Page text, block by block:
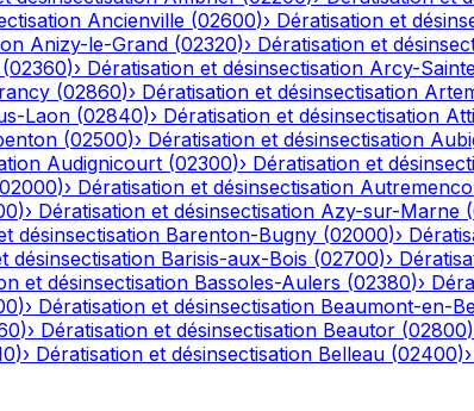
Ancienville (02600)› Dératisation et
Anizy-le-Grand (02320)› Dératisation et
(02360)› Dératisation et désinsectisation Arcy-
(02860)› Dératisation et désinsectisation
Laon (02840)› Dératisation et désinsectisation
(02500)› Dératisation et désinsectisation
Audignicourt (02300)› Dératisation et
02000)› Dératisation et désinsectisation
)› Dératisation et désinsectisation Azy-sur-Marne (
désinsectisation Barenton-Bugny (02000)›
désinsectisation Barisis-aux-Bois (02700)›
et désinsectisation Bassoles-Aulers (02380)›
)› Dératisation et désinsectisation Beaumont-en-
)› Dératisation et désinsectisation Beautor (02800)
)› Dératisation et désinsectisation Belleau (02400)›